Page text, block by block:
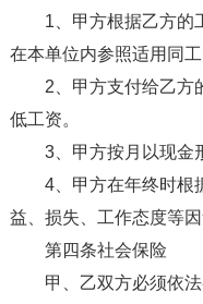
1、甲方根据乙方的
在本单位内参照适用同工
2、甲方支付给乙方
低工资。
3、甲方按月以现金
4、甲方在年终时根
益、损失、工作态度等
第四条社会保险
甲、乙双方必须依